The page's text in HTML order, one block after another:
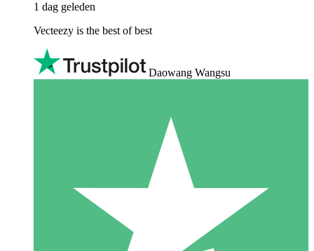
1 dag geleden
Vecteezy is the best of best
Daowang Wangsu